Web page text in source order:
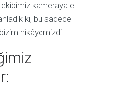
kameraya el
ki, bu sadece
hikâyemizdi.